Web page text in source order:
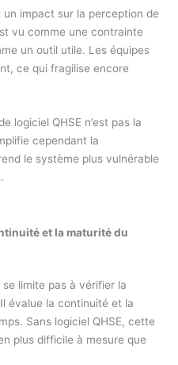
impact sur la perception de
vu comme une contrainte
un outil utile. Les équipes
ce qui fragilise encore
logiciel QHSE n’est pas la
cependant la
le système plus vulnérable
et la maturité du
limite pas à vérifier la
évalue la continuité et la
Sans logiciel QHSE, cette
plus difficile à mesure que